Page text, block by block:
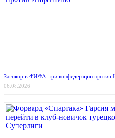
Заговор в ФИФА: три конфедерации против
06.08.2026